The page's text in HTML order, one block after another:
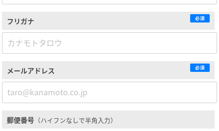
フリガナ 必須
メールアドレス 必須
郵便番号 （ハイフンなしで半角入力）